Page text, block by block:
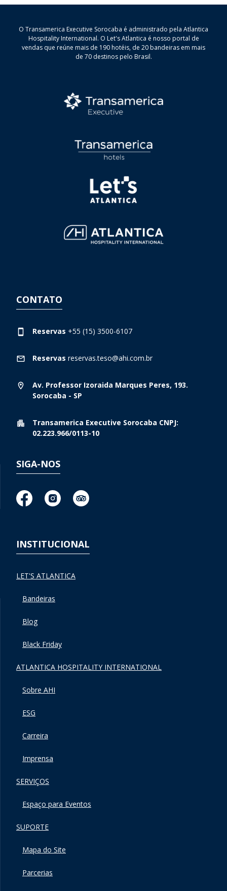
O Transamerica Executive Sorocaba é administrado pela Atlantica
Hospitality International. O Let's Atlantica é nosso portal de
vendas que reúne mais de 190 hotéis, de 20 bandeiras em mais
de 70 destinos pelo Brasil.
CONTATO
Reservas +55 (15) 3500-6107
Reservas reservas.teso@ahi.com.br
Av. Professor Izoraida Marques Peres, 193.
Sorocaba - SP
Transamerica Executive Sorocaba CNPJ:
02.223.966/0113-10
SIGA-NOS
INSTITUCIONAL
LET'S ATLANTICA
Bandeiras
Blog
Black Friday
ATLANTICA HOSPITALITY INTERNATIONAL
Sobre AHI
ESG
Carreira
Imprensa
SERVIÇOS
Espaço para Eventos
SUPORTE
Mapa do Site
Parcerias